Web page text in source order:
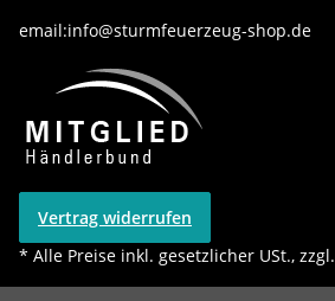
email:info@sturmfeuerzeug-shop.de
Vertrag widerrufen
* Alle Preise inkl. gesetzlicher USt., zzgl.